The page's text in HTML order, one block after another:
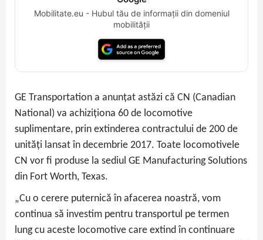
Mobilitate.eu - Hubul tău de informații din domeniul
mobilității
GE Transportation a anunțat astăzi că CN (Canadian
National) va achiziționa 60 de locomotive
suplimentare, prin extinderea contractului de 200 de
unități lansat în decembrie 2017. Toate locomotivele
CN vor fi produse la sediul GE Manufacturing Solutions
din Fort Worth, Texas.
„Cu o cerere puternică în afacerea noastră, vom
continua să investim pentru transportul pe termen
lung cu aceste locomotive care extind în continuare